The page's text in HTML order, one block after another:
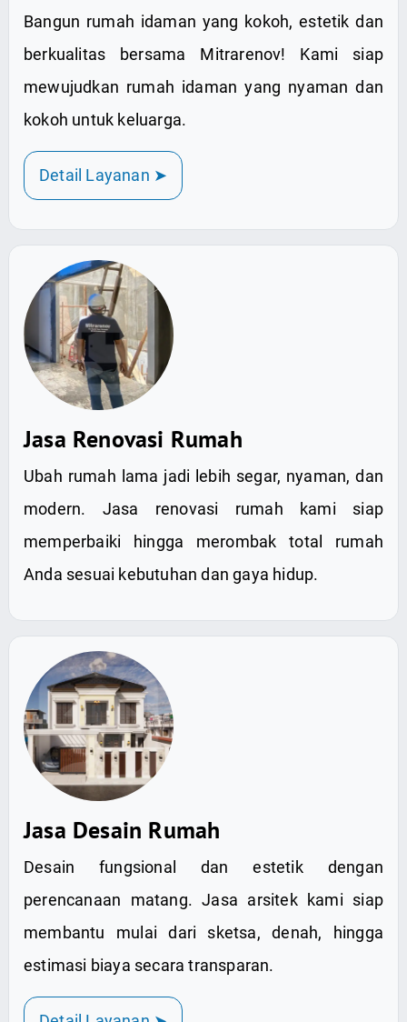
Bangun rumah idaman yang kokoh, estetik dan
berkualitas bersama Mitrarenov! Kami siap
mewujudkan rumah idaman yang nyaman dan
kokoh untuk keluarga.
Detail Layanan ➤
Jasa Renovasi Rumah
Ubah rumah lama jadi lebih segar, nyaman, dan
modern. Jasa renovasi rumah kami siap
memperbaiki hingga merombak total rumah
Anda sesuai kebutuhan dan gaya hidup.
Jasa Desain Rumah
Desain fungsional dan estetik dengan
perencanaan matang. Jasa arsitek kami siap
membantu mulai dari sketsa, denah, hingga
estimasi biaya secara transparan.